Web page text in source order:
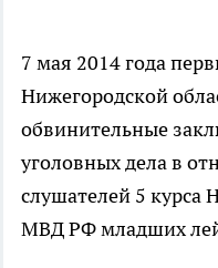
7 мая 2014 года
Нижегородской
обвинительные
уголовных дела в
слушателей 5 курса
МВД РФ младших